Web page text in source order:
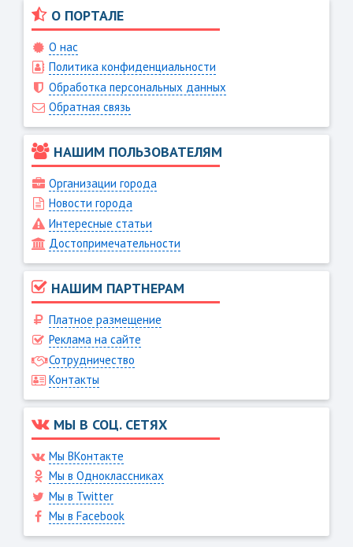
О ПОРТАЛЕ
О нас
Политика конфиденциальности
Обработка персональных данных
Обратная связь
НАШИМ ПОЛЬЗОВАТЕЛЯМ
Организации города
Новости города
Интересные статьи
Достопримечательности
НАШИМ ПАРТНЕРАМ
Платное размещение
Реклама на сайте
Сотрудничество
Контакты
МЫ В СОЦ. СЕТЯХ
Мы ВКонтакте
Мы в Одноклассниках
Мы в Twitter
Мы в Facebook